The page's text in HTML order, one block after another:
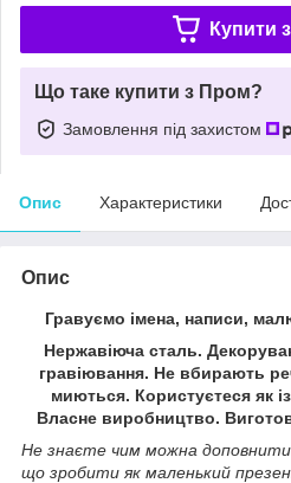
Купити з
Що таке купити з Пром?
Замовлення під захистом
Опис Характеристики
Опис
Гравуємо імена, написи,
Нержавіюча сталь.
гравіювання. Не вбирають
миються. Користуєтеся як
Власне виробництво.
Не знаєте чим можна доповнити
що зробити як маленький